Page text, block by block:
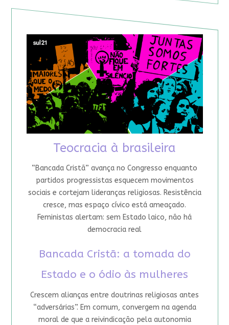
Teocracia à brasileira
“Bancada Cristã” avança no Congresso enquanto
partidos progressistas esquecem movimentos
sociais e cortejam lideranças religiosas. Resistência
cresce, mas espaço cívico está ameaçado.
Feministas alertam: sem Estado laico, não há
democracia real
Bancada Cristã: a tomada do
Estado e o ódio às mulheres
Crescem alianças entre doutrinas religiosas antes
“adversárias”. Em comum, convergem na agenda
moral de que a reivindicação pela autonomia